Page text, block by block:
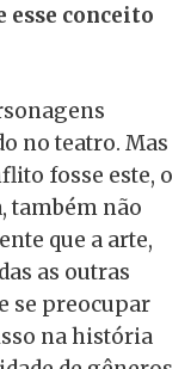
esse conceito
no teatro. Mas
fosse este, o
também não
que a arte,
as outras
se preocupar
na história